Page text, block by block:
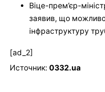
Віце-прем’єр-
заявив, що можливо
інфраструктуру
[ad_2]
Источник: 0332.ua